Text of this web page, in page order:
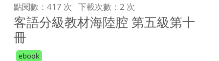
點閱數：417 次 下載次數：2 次
客語分級教材海陸腔 第五級第十
冊
ebook